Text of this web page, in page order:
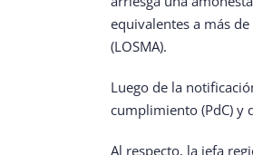
equivalentes a más
(LOSMA).
Luego de la
cumplimiento (PdC) y
Al respecto, la jefa